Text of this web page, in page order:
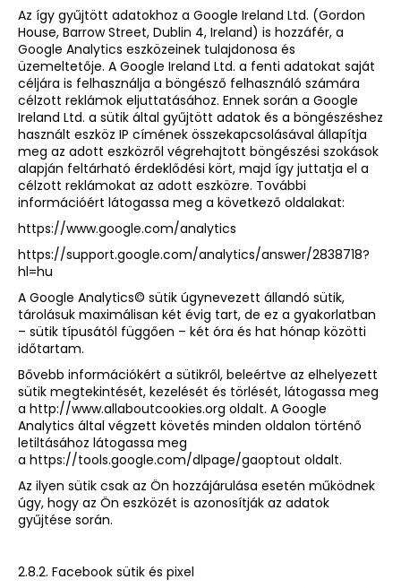
Az így gyűjtött adatokhoz a Google Ireland Ltd. (Gordon
House, Barrow Street, Dublin 4, Ireland) is hozzáfér, a
Google Analytics eszközeinek tulajdonosa és
üzemeltetője. A Google Ireland Ltd. a fenti adatokat saját
céljára is felhasználja a böngésző felhasználó számára
célzott reklámok eljuttatásához. Ennek során a Google
Ireland Ltd. a sütik által gyűjtött adatok és a böngészéshez
használt eszköz IP címének összekapcsolásával állapítja
meg az adott eszközről végrehajtott böngészési szokások
alapján feltárható érdeklődési kört, majd így juttatja el a
célzott reklámokat az adott eszközre. További
információért látogassa meg a következő oldalakat:
https://www.google.com/analytics
https://support.google.com/analytics/answer/2838718?
hl=hu
A Google Analytics© sütik úgynevezett állandó sütik,
tárolásuk maximálisan két évig tart, de ez a gyakorlatban
– sütik típusától függően – két óra és hat hónap közötti
időtartam.
Bővebb információkért a sütikről, beleértve az elhelyezett
sütik megtekintését, kezelését és törlését, látogassa meg
a http://www.allaboutcookies.org oldalt. A Google
Analytics által végzett követés minden oldalon történő
letiltásához látogassa meg
a https://tools.google.com/dlpage/gaoptout oldalt.
Az ilyen sütik csak az Ön hozzájárulása esetén működnek
úgy, hogy az Ön eszközét is azonosítják az adatok
gyűjtése során.
2.8.2. Facebook sütik és pixel